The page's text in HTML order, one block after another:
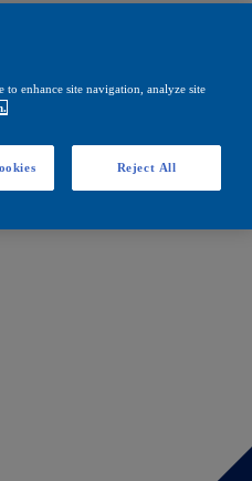
enhance site navigation, analyze site
Reject All